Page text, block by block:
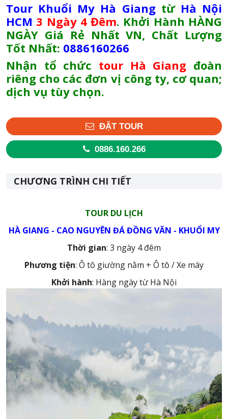
Tour Khuổi My Hà Giang từ Hà Nội
HCM 3 Ngày 4 Đêm. Khởi Hành HÀNG
NGÀY Giá Rẻ Nhất VN, Chất Lượng
Tốt Nhất: 0886160266
Nhận tổ chức tour Hà Giang đoàn
riêng cho các đơn vị công ty, cơ quan;
dịch vụ tùy chọn.
ĐẶT TOUR
0886.160.266
CHƯƠNG TRÌNH CHI TIẾT
TOUR DU LỊCH
HÀ GIANG - CAO NGUYÊN ĐÁ ĐỒNG VĂN - KHUỔI MY
Thời gian: 3 ngày 4 đêm
Phương tiện: Ô tô giường nằm + Ô tô / Xe máy
Khởi hành: Hàng ngày từ Hà Nội